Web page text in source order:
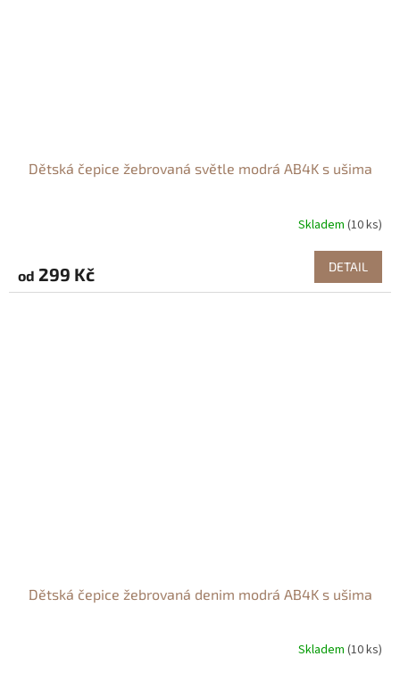
Dětská čepice žebrovaná světle modrá AB4K s ušima
Skladem (10 ks)
od 299 Kč DETAIL
Dětská čepice žebrovaná denim modrá AB4K s ušima
Skladem (10 ks)